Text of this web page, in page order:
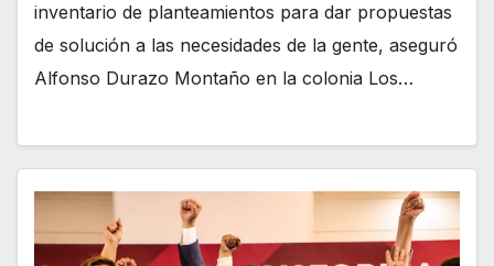
inventario de planteamientos para dar propuestas
de solución a las necesidades de la gente, aseguró
Alfonso Durazo Montaño en la colonia Los…